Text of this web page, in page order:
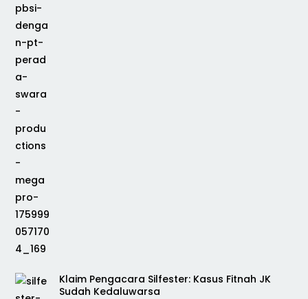
Klaim Pengacara Silfester: Kasus Fitnah JK
Sudah Kedaluwarsa